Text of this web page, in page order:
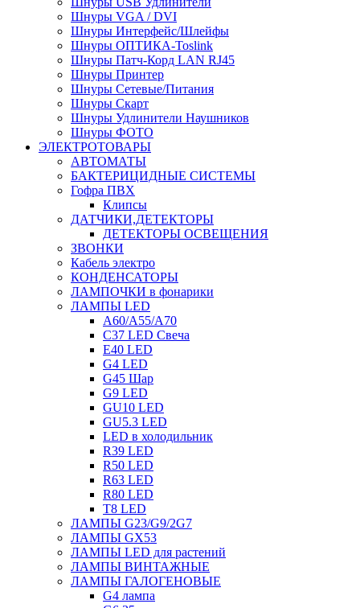
Шнуры VGA / DVI
Шнуры Интерфейс/Шлейфы
Шнуры ОПТИКА-Toslink
Шнуры Патч-Корд LAN RJ45
Шнуры Принтер
Шнуры Сетевые/Питания
Шнуры Скарт
Шнуры Удлинители Наушников
Шнуры ФОТО
ЭЛЕКТРОТОВАРЫ
АВТОМАТЫ
БАКТЕРИЦИДНЫЕ СИСТЕМЫ
Гофра ПВХ
Клипсы
ДАТЧИКИ,ДЕТЕКТОРЫ
ДЕТЕКТОРЫ ОСВЕЩЕНИЯ
ЗВОНКИ
Кабель электро
КОНДЕНСАТОРЫ
ЛАМПОЧКИ в фонарики
ЛАМПЫ LED
A60/A55/A70
C37 LED Свеча
E40 LED
G4 LED
G45 Шар
G9 LED
GU10 LED
GU5.3 LED
LED в холодильник
R39 LED
R50 LED
R63 LED
R80 LED
T8 LED
ЛАМПЫ G23/G9/2G7
ЛАМПЫ GX53
ЛАМПЫ LED для растений
ЛАМПЫ ВИНТАЖНЫЕ
ЛАМПЫ ГАЛОГЕНОВЫЕ
G4 лампа